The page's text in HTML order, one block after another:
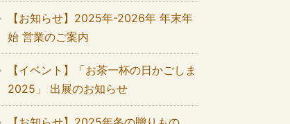
【お知らせ】2025年-2026年 年末年
始 営業のご案内
【イベント】「お茶一杯の日かごしま
2025」 出展のお知らせ